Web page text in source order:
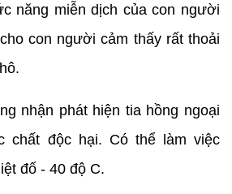
năng miễn dịch của con người
con người cảm thấy rất thoải
nhận phát hiện tia hồng ngoại
chất độc hại. Có thể làm việc
đố - 40 độ C.